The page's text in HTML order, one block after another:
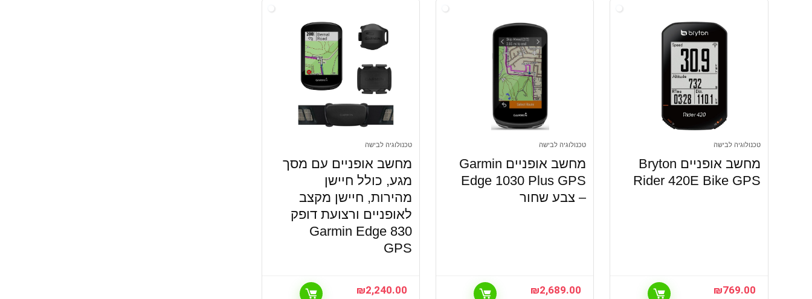
טכנולוגיה לבישה
מחשב אופניים Bryton
Rider 420E Bike GPS
₪769.00
טכנולוגיה לבישה
מחשב אופניים Garmin
Edge 1030 Plus GPS
– צבע שחור
₪2,689.00
טכנולוגיה לבישה
מחשב אופניים עם מסך
מגע, כולל חיישן
מהירות, חיישן מקצב
לאופניים ורצועת דופק
Garmin Edge 830
GPS
₪2,240.00